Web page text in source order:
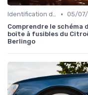
Identification de la Pièce Nécessaire • 05/
Comprendre le schéma
boîte à fusibles du
Berlingo